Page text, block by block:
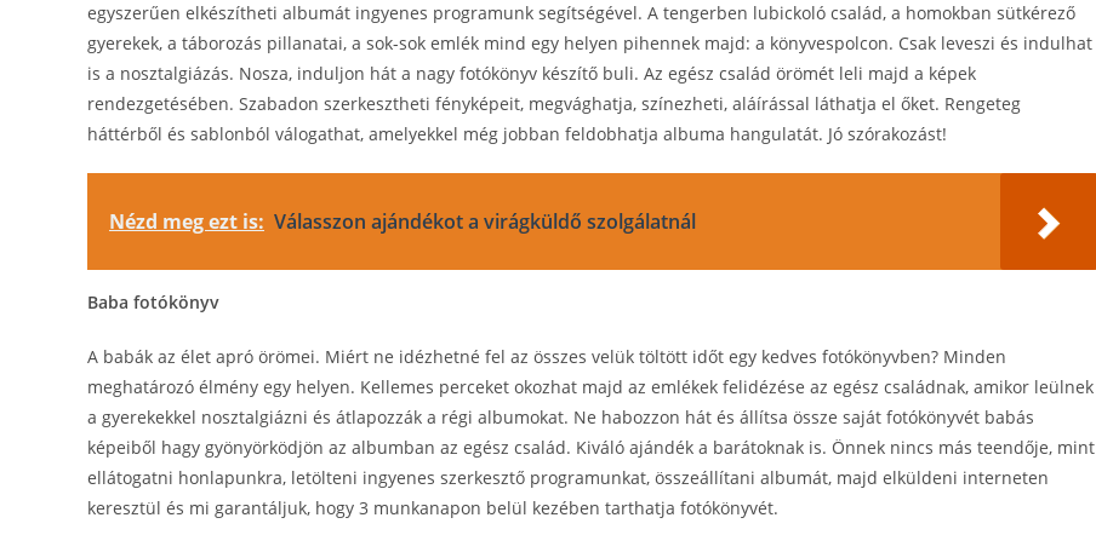
egyszerűen elkészítheti albumát ingyenes programunk segítségével. A tengerben lubickoló család, a homokban sütkérező
gyerekek, a táborozás pillanatai, a sok-sok emlék mind egy helyen pihennek majd: a könyvespolcon. Csak leveszi és indulhat
is a nosztalgiázás. Nosza, induljon hát a nagy fotókönyv készítő buli. Az egész család örömét leli majd a képek
rendezgetésében. Szabadon szerkesztheti fényképeit, megvághatja, színezheti, aláírással láthatja el őket. Rengeteg
háttérből és sablonból válogathat, amelyekkel még jobban feldobhatja albuma hangulatát. Jó szórakozást!
Nézd meg ezt is: Válasszon ajándékot a virágküldő szolgálatnál
Baba fotókönyv
A babák az élet apró örömei. Miért ne idézhetné fel az összes velük töltött időt egy kedves fotókönyvben? Minden
meghatározó élmény egy helyen. Kellemes perceket okozhat majd az emlékek felidézése az egész családnak, amikor leülnek
a gyerekekkel nosztalgiázni és átlapozzák a régi albumokat. Ne habozzon hát és állítsa össze saját fotókönyvét babás
képeiből hagy gyönyörködjön az albumban az egész család. Kiváló ajándék a barátoknak is. Önnek nincs más teendője, mint
ellátogatni honlapunkra, letölteni ingyenes szerkesztő programunkat, összeállítani albumát, majd elküldeni interneten
keresztül és mi garantáljuk, hogy 3 munkanapon belül kezében tarthatja fotókönyvét.